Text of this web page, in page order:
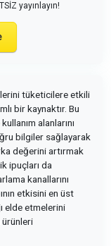
yayınlayın!
tüketicilere etkili
bir kaynaktır. Bu
alanlarını
bilgiler sağlayarak
değerini artırmak
ipuçları da
kanallarını
etkisini en üst
elde etmelerini
ürünleri